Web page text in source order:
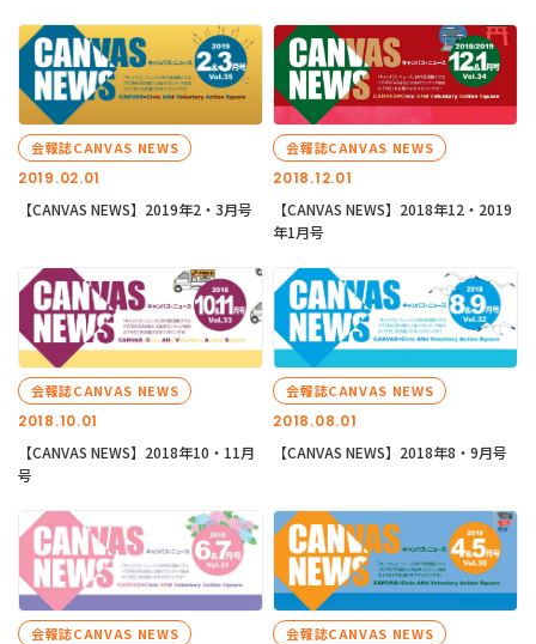
2019.02.01
会報誌CANVAS NEWS
【CANVAS NEWS】2019年2・3月号
2018.12.01
会報誌CANVAS NEWS
【CANVAS NEWS】2018年12・2019
年1月号
2018.10.01
会報誌CANVAS NEWS
【CANVAS NEWS】2018年10・11月
号
2018.08.01
会報誌CANVAS NEWS
【CANVAS NEWS】2018年8・9月号
会報誌CANVAS NEWS 会報誌CANVAS NEWS